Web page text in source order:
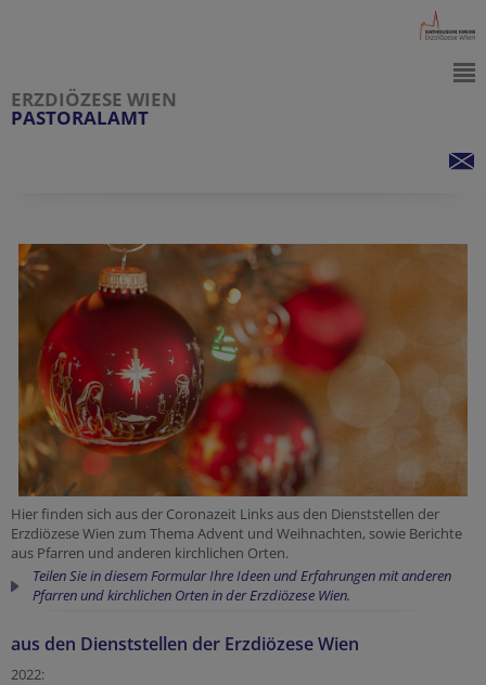
ERZDIÖZESE WIEN
PASTORALAMT
Hier finden sich aus der Coronazeit Links aus den Dienststellen der
Erzdiözese Wien zum Thema Advent und Weihnachten, sowie Berichte
aus Pfarren und anderen kirchlichen Orten.
Teilen Sie in diesem Formular Ihre Ideen und Erfahrungen mit anderen
Pfarren und kirchlichen Orten in der Erzdiözese Wien.
aus den Dienststellen der Erzdiözese Wien
2022: